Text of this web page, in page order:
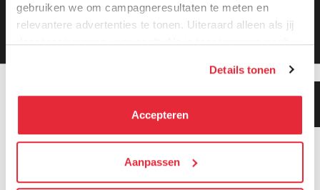
gebruiken we om campagneresultaten te meten en
relevantere advertenties te tonen. Uiteraard alleen als jij
daar toestemming voor geeft. Als je toestemming geeft,
kunnen deze gegevens combineren met informatie die zij
hebben verzameld via het gebruik van hun diensten. Je
kunt alle cookies accepteren, alleen noodzakelijke
We werken samen met21 derden
die uw gegevens
kunnen ontvangen en verwerken.
Details tonen
Accepteren
Aanpassen
Gratis bezorging vanaf €99,-
Gratis retourneren binnen 90 dagen*
Klanten geven ons een 9.3 gemiddeld
Klanten geven ons 9.3
gemiddeld!